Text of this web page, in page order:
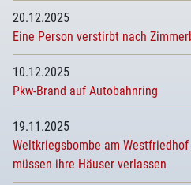
20.12.2025
Eine Person verstirbt nach
10.12.2025
Pkw-Brand auf Autobahnring
19.11.2025
Weltkriegsbombe am
müssen ihre Häuser verlassen